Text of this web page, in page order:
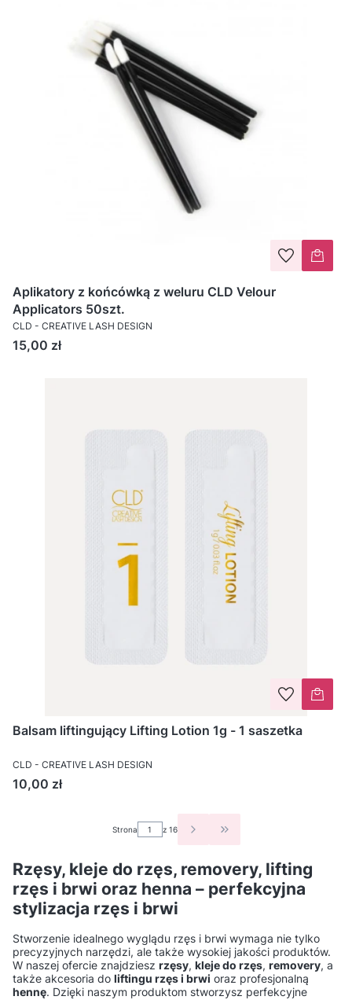
Aplikatory z końcówką z weluru CLD Velour
Applicators 50szt.
CLD - CREATIVE LASH DESIGN
Cena
15,00 zł
Balsam liftingujący Lifting Lotion 1g - 1 saszetka
CLD - CREATIVE LASH DESIGN
Cena
10,00 zł
Strona z 16 PRZEJDŹ DO OSTATNIEJ
Rzęsy, kleje do rzęs, removery, lifting
rzęs i brwi oraz henna – perfekcyjna
stylizacja rzęs i brwi
Stworzenie idealnego wyglądu rzęs i brwi wymaga nie tylko
precyzyjnych narzędzi, ale także wysokiej jakości produktów.
W naszej ofercie znajdziesz rzęsy, kleje do rzęs, removery, a
także akcesoria do liftingu rzęs i brwi oraz profesjonalną
hennę. Dzięki naszym produktom stworzysz perfekcyjne